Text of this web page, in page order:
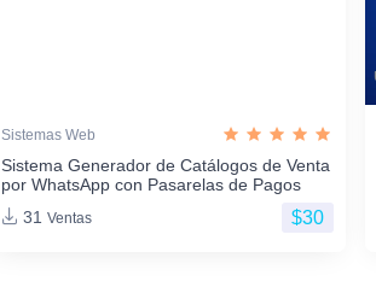
Sistemas Web
Sistema Generador de Catálogos de Venta
por WhatsApp con Pasarelas de Pagos
31 Ventas $30